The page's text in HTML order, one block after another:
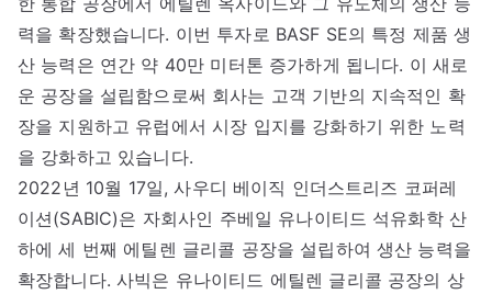
력을 확장했습니다. 이번 투자로 BASF SE의 특정 제품 생
산 능력은 연간 약 40만 미터톤 증가하게 됩니다. 이 새로
운 공장을 설립함으로써 회사는 고객 기반의 지속적인 확
장을 지원하고 유럽에서 시장 입지를 강화하기 위한 노력
을 강화하고 있습니다.
2022년 10월 17일, 사우디 베이직 인더스트리즈 코퍼레
이션(SABIC)은 자회사인 주베일 유나이티드 석유화학 산
하에 세 번째 에틸렌 글리콜 공장을 설립하여 생산 능력을
확장합니다. 사빅은 유나이티드 에틸렌 글리콜 공장의 상